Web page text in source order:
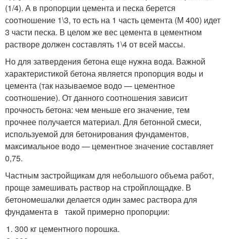
(1/4). А в пропорции цемента и песка берется
соотношение 1\3, то есть на 1 часть цемента (М 400) идет
3 части песка. В целом же вес цемента в цементном
растворе должен составлять 1\4 от всей массы.
Но для затвердения бетона еще нужна вода. Важной
характеристикой бетона является пропорция воды и
цемента (так называемое водо — цементное
соотношение). От данного соотношения зависит
прочность бетона: чем меньше его значение, тем
прочнее получается материал. Для бетонной смеси,
используемой для бетонирования фундаментов,
максимальное водо — цементное значение составляет
0,75.
Частным застройщикам для небольшого объема работ,
проще замешивать раствор на стройплощадке. В
бетономешалки делается один замес раствора для
фундамента в такой примерно пропорции:
300 кг цементного порошка.